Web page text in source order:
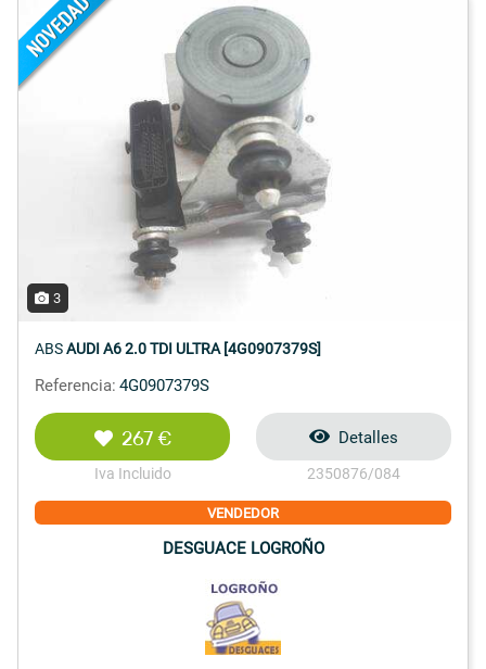
3
ABSAUDI A6 2.0 TDI ULTRA [4G0907379S]
Referencia: 4G0907379S
267 €
Iva Incluido
Detalles
2350876/084
VENDEDOR
DESGUACE LOGROÑO